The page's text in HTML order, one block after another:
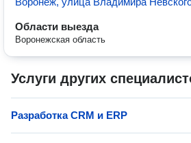
Области выезда
Воронежская область
Услуги других
Разработка СRM и ERP